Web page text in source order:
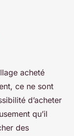
acheté
ce ne sont
d’acheter
qu’il
des